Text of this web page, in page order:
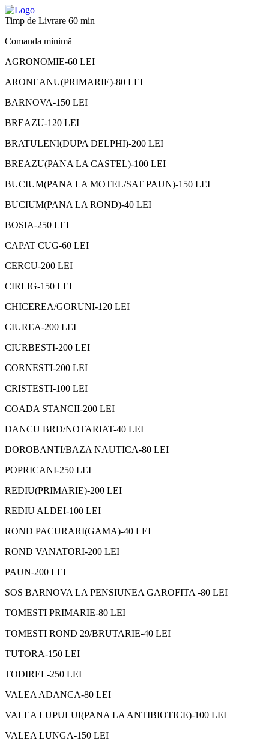
Timp de Livrare 60 min
Comanda minimă
AGRONOMIE-60 LEI
ARONEANU(PRIMARIE)-80 LEI
BARNOVA-150 LEI
BREAZU-120 LEI
BRATULENI(DUPA DELPHI)-200 LEI
BREAZU(PANA LA CASTEL)-100 LEI
BUCIUM(PANA LA MOTEL/SAT PAUN)-150 LEI
BUCIUM(PANA LA ROND)-40 LEI
BOSIA-250 LEI
CAPAT CUG-60 LEI
CERCU-200 LEI
CIRLIG-150 LEI
CHICEREA/GORUNI-120 LEI
CIUREA-200 LEI
CIURBESTI-200 LEI
CORNESTI-200 LEI
CRISTESTI-100 LEI
COADA STANCII-200 LEI
DANCU BRD/NOTARIAT-40 LEI
DOROBANTI/BAZA NAUTICA-80 LEI
POPRICANI-250 LEI
REDIU(PRIMARIE)-200 LEI
REDIU ALDEI-100 LEI
ROND PACURARI(GAMA)-40 LEI
ROND VANATORI-200 LEI
PAUN-200 LEI
SOS BARNOVA LA PENSIUNEA GAROFITA -80 LEI
TOMESTI PRIMARIE-80 LEI
TOMESTI ROND 29/BRUTARIE-40 LEI
TUTORA-150 LEI
TODIREL-250 LEI
VALEA ADANCA-80 LEI
VALEA LUPULUI(PANA LA ANTIBIOTICE)-100 LEI
VALEA LUNGA-150 LEI